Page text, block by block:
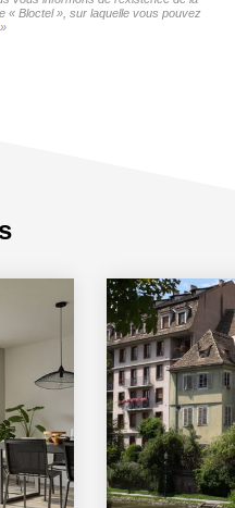
« Bloctel », sur laquelle vous pouvez